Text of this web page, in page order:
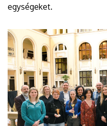
egységeket.